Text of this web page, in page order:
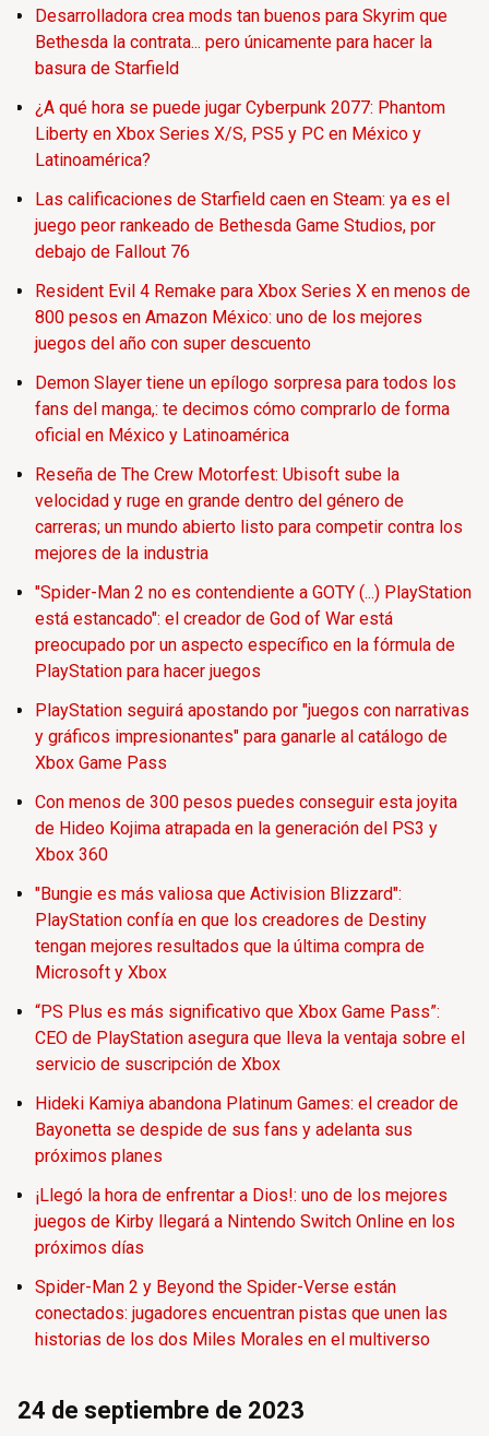
Desarrolladora crea mods tan buenos para Skyrim que
Bethesda la contrata... pero únicamente para hacer la
basura de Starfield
¿A qué hora se puede jugar Cyberpunk 2077: Phantom
Liberty en Xbox Series X/S, PS5 y PC en México y
Latinoamérica?
Las calificaciones de Starfield caen en Steam: ya es el
juego peor rankeado de Bethesda Game Studios, por
debajo de Fallout 76
Resident Evil 4 Remake para Xbox Series X en menos de
800 pesos en Amazon México: uno de los mejores
juegos del año con super descuento
Demon Slayer tiene un epílogo sorpresa para todos los
fans del manga,: te decimos cómo comprarlo de forma
oficial en México y Latinoamérica
Reseña de The Crew Motorfest: Ubisoft sube la
velocidad y ruge en grande dentro del género de
carreras; un mundo abierto listo para competir contra los
mejores de la industria
"Spider-Man 2 no es contendiente a GOTY (...) PlayStation
está estancado": el creador de God of War está
preocupado por un aspecto específico en la fórmula de
PlayStation para hacer juegos
PlayStation seguirá apostando por "juegos con narrativas
y gráficos impresionantes" para ganarle al catálogo de
Xbox Game Pass
Con menos de 300 pesos puedes conseguir esta joyita
de Hideo Kojima atrapada en la generación del PS3 y
Xbox 360
"Bungie es más valiosa que Activision Blizzard":
PlayStation confía en que los creadores de Destiny
tengan mejores resultados que la última compra de
Microsoft y Xbox
“PS Plus es más significativo que Xbox Game Pass”:
CEO de PlayStation asegura que lleva la ventaja sobre el
servicio de suscripción de Xbox
Hideki Kamiya abandona Platinum Games: el creador de
Bayonetta se despide de sus fans y adelanta sus
próximos planes
¡Llegó la hora de enfrentar a Dios!: uno de los mejores
juegos de Kirby llegará a Nintendo Switch Online en los
próximos días
Spider-Man 2 y Beyond the Spider-Verse están
conectados: jugadores encuentran pistas que unen las
historias de los dos Miles Morales en el multiverso
24 de septiembre de 2023